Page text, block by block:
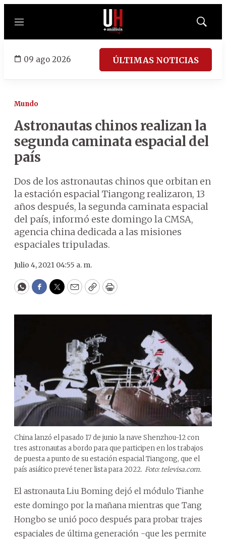
Menú
Mostrar
09 ago 2026 ÚLTIMAS NOTICIAS
Mundo
Astronautas chinos realizan la
segunda caminata espacial del
país
Dos de los astronautas chinos que orbitan en
la estación espacial Tiangong realizaron, 13
años después, la segunda caminata espacial
del país, informó este domingo la CMSA,
agencia china dedicada a las misiones
espaciales tripuladas.
Julio 4, 2021 04:55 a. m.
WhatsApp
Facebook
Twitter
EmailCopyPrint
China lanzó el pasado 17 de junio la nave Shenzhou-12 con
tres astronautas a bordo para que participen en los trabajos
de puesta a punto de su estación espacial Tiangong, que el
país asiático prevé tener lista para 2022. Foto: televisa.com.
El astronauta Liu Boming dejó el módulo Tianhe
este domingo por la mañana mientras que Tang
Hongbo se unió poco después para probar trajes
espaciales de última generación -que les permite